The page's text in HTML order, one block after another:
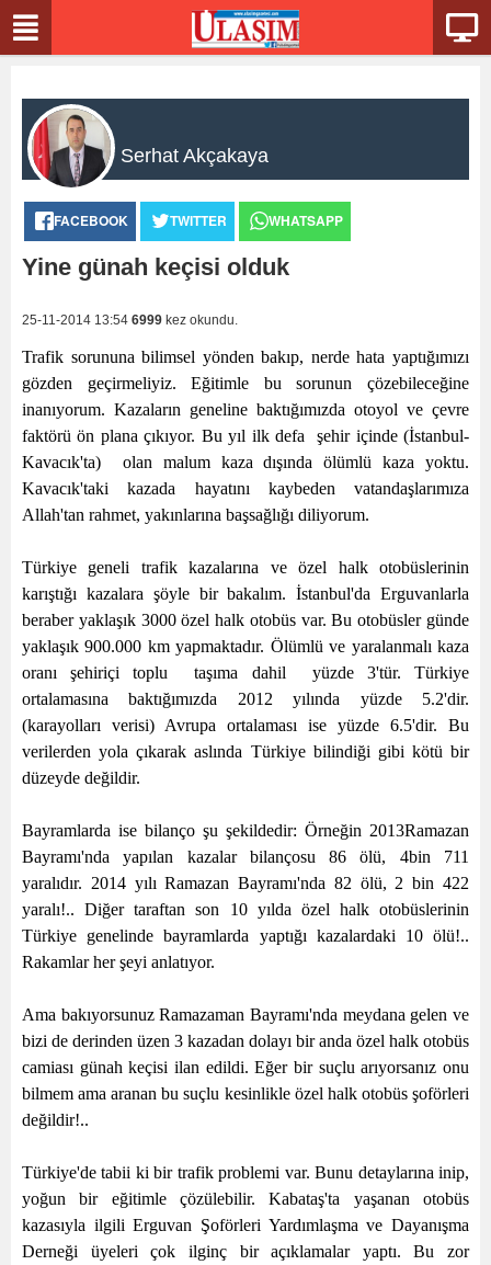
Serhat Akçakaya
FACEBOOK TWITTER WHATSAPP
Yine günah keçisi olduk
25-11-2014 13:54 6999 kez okundu.
Trafik sorununa bilimsel yönden bakıp, nerde hata yaptığımızı
gözden geçirmeliyiz. Eğitimle bu sorunun çözebileceğine
inanıyorum. Kazaların geneline baktığımızda otoyol ve çevre
faktörü ön plana çıkıyor. Bu yıl ilk defa
şehir içinde (İstanbul-
Kavacık'ta)
olan malum kaza dışında ölümlü kaza yoktu.
Kavacık'taki kazada hayatını kaybeden vatandaşlarımıza
Allah'tan rahmet, yakınlarına başsağlığı diliyorum.
Türkiye geneli trafik kazalarına ve özel halk otobüslerinin
karıştığı kazalara şöyle bir bakalım. İstanbul'da Erguvanlarla
beraber yaklaşık 3000 özel halk otobüs var. Bu otobüsler günde
yaklaşık900.000 kmyapmaktadır. Ölümlü ve yaralanmalı kaza
oranı şehiriçi toplu
taşıma dahil
yüzde 3'tür. Türkiye
ortalamasına baktığımızda 2012 yılında yüzde 5.2'dir.
(karayolları verisi) Avrupa ortalaması ise yüzde 6.5'dir. Bu
verilerden yola çıkarak aslında Türkiye bilindiği gibi kötü bir
düzeyde değildir.
Bayramlarda ise bilanço şu şekildedir: Örneğin 2013Ramazan
Bayramı'nda yapılan kazalar bilançosu 86 ölü, 4bin 711
yaralıdır. 2014 yılı Ramazan Bayramı'nda 82 ölü, 2 bin 422
yaralı!.. Diğer taraftan son 10 yılda özel halk otobüslerinin
Türkiye genelinde bayramlarda yaptığı kazalardaki 10 ölü!..
Rakamlar her şeyi anlatıyor.
Ama bakıyorsunuz Ramazaman Bayramı'nda meydana gelen ve
bizi de derinden üzen 3 kazadan dolayı bir anda özel halk otobüs
camiası günah keçisi ilan edildi. Eğer bir suçlu arıyorsanız onu
bilmem ama aranan bu suçlu kesinlikle özel halk otobüs şoförleri
değildir!..
Türkiye'de tabii ki bir trafik problemi var. Bunu detaylarına inip,
yoğun bir eğitimle çözülebilir. Kabataş'ta yaşanan otobüs
kazasıyla ilgili Erguvan Şoförleri Yardımlaşma ve Dayanışma
Derneği üyeleri çok ilginç bir açıklamalar yaptı. Bu zor